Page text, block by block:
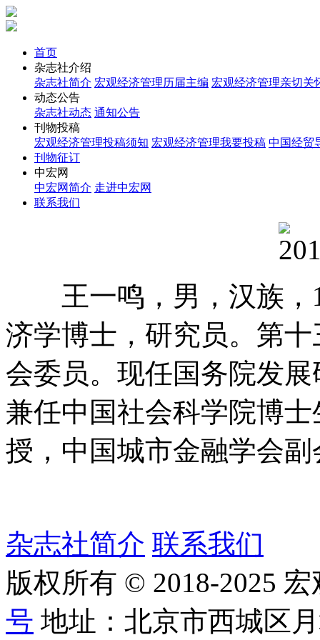
首页
杂志社介绍
杂志社简介 宏观经济管理历届主编 宏观经济管理亲切关
动态公告
杂志社动态 通知公告
刊物投稿
宏观经济管理投稿须知 宏观经济管理我要投稿 中国经贸
刊物征订
中宏网
中宏网简介 走进中宏网
联系我们
王一鸣，男，汉族，
济学博士，研究员。第
会委员。现任国务院发
兼任中国社会科学院博
授，中国城市金融学会副
杂志社简介 联系我们
版权所有 © 2018-2025
号 地址：北京市西城区